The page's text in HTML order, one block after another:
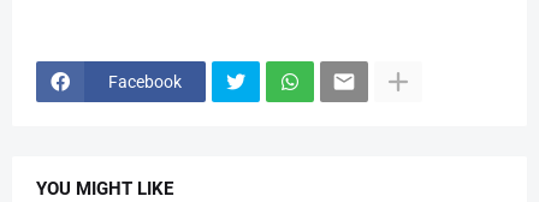
Facebook
YOU MIGHT LIKE